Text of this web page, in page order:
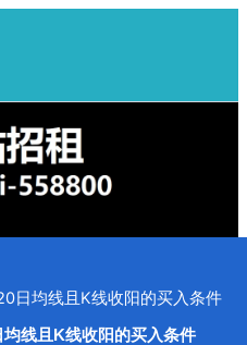
日均线且K线收阳的买入条件
均线且K线收阳的买入条件